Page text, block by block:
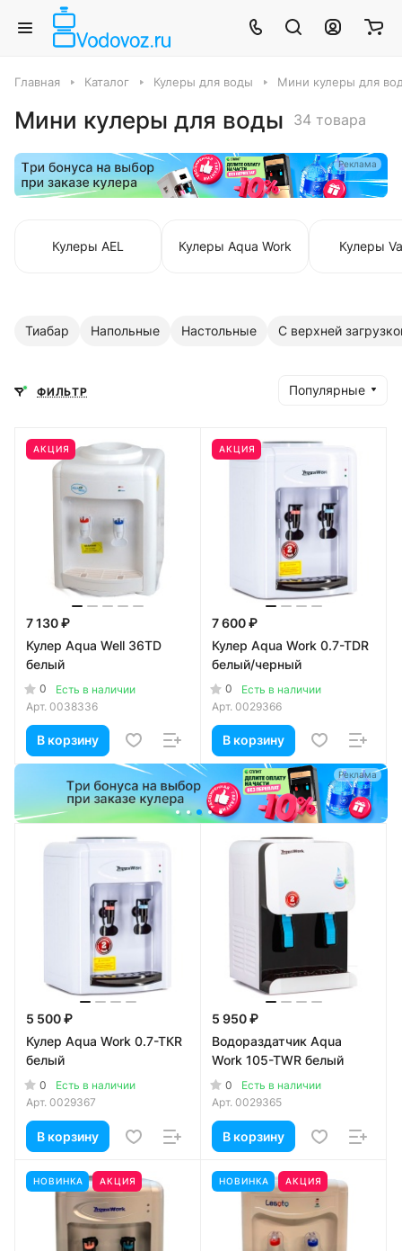
Главная Каталог Кулеры для воды Мини кулеры для
Мини кулеры для воды 34 товара
Реклама
Кулеры AEL Кулеры Aqua Work Кулеры
Тиабар Напольные Настольные С верхней
ФИЛЬТР Популярные
АКЦИЯ
7 130 ₽
Кулер Aqua Well 36TD
белый
0
Есть в наличии
Арт. 0038336
В корзину
Реклама
АКЦИЯ
7 600 ₽
Кулер Aqua Work 0.7-TDR
белый/черный
0
Есть в наличии
Арт. 0029366
В корзину
5 500 ₽
Кулер Aqua Work 0.7-TКR
белый
0
Есть в наличии
Арт. 0029367
В корзину
5 950 ₽
Водораздатчик Aqua
Work 105-TWR белый
0
Есть в наличии
Арт. 0029365
В корзину
НОВИНКА АКЦИЯ НОВИНКА АКЦИЯ